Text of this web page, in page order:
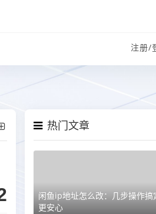
注册/
热门文章
闲鱼ip地址怎么改：几步操作搞
更安心